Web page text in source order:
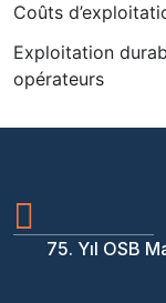
Coûts
Exploitation
opérateurs
75. Yıl OSB